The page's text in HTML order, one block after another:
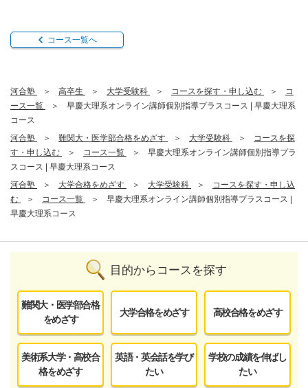
コース一覧へ
河合塾 高卒生 大学受験科 コースを探す・申し込む
コ
ース一覧
早慶大理系オンライン講師個別指導プラスコース | 早慶大理系
コース
河合塾
難関大・医学部合格をめざす 大学受験科
コースを探
す・申し込む
コース一覧
早慶大理系オンライン講師個別指導プラ
スコース | 早慶大理系コース
河合塾
大学合格をめざす 大学受験科
コースを探す・申し込
む
コース一覧
早慶大理系オンライン講師個別指導プラスコース |
早慶大理系コース
目的からコースを探す
難関大・医学部合格
をめざす
大学合格をめざす 高校合格をめざす
美術系大学・高校合
格をめざす
英語・英会話を学び
たい
学校の成績を伸ばし
たい